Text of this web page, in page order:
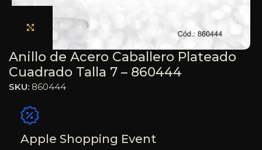
Haga clic para ampliar
Anillo de Acero Caballero Plateado
Cuadrado Talla 7 – 860444
SKU: 860444
Apple Shopping Event